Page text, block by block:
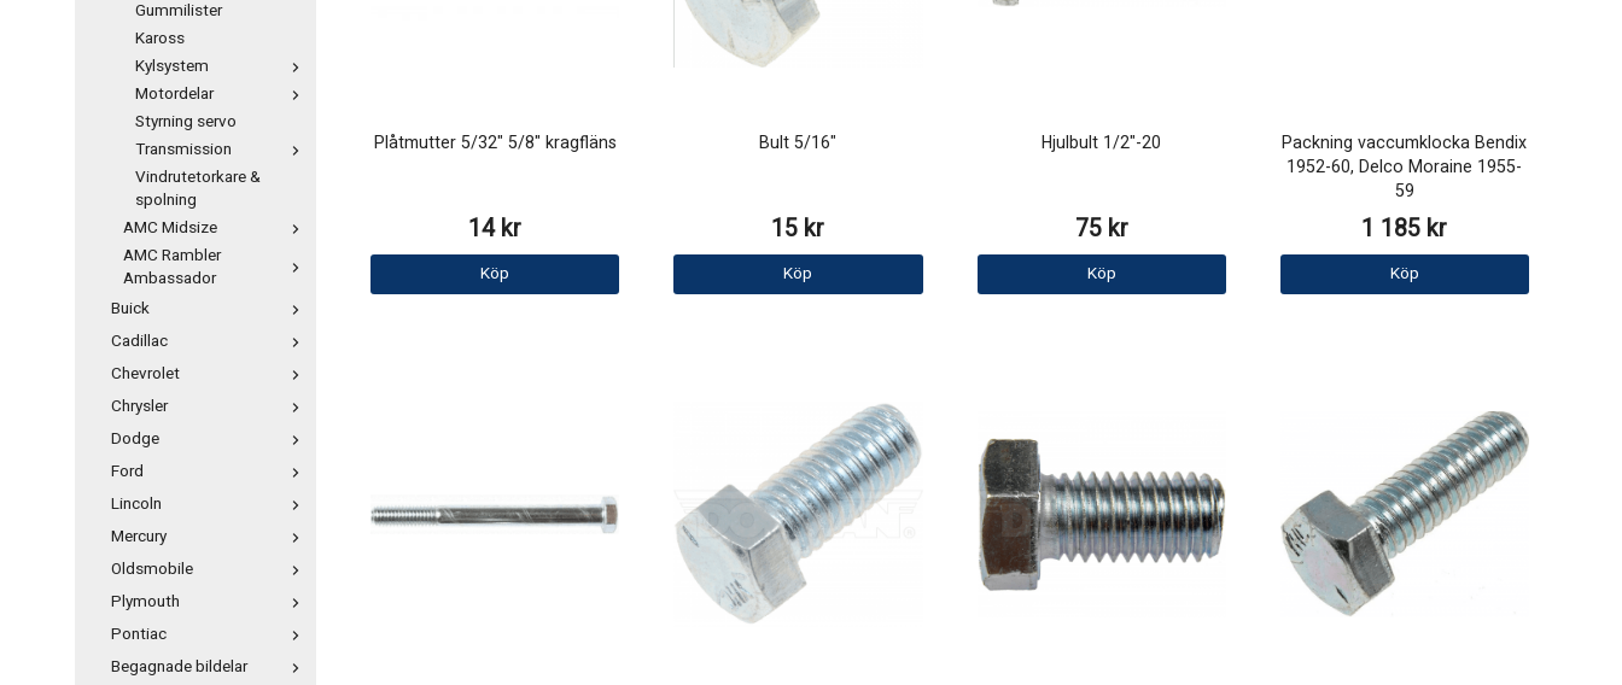
Gummilister
Kaross
Kylsystem
Motordelar
Styrning servo
Transmission
Vindrutetorkare &
spolning
AMC Midsize
AMC Rambler
Ambassador
Buick
Cadillac
Chevrolet
Chrysler
Dodge
Ford
Lincoln
Mercury
Oldsmobile
Plymouth
Pontiac
Begagnade bildelar
Plåtmutter 5/32" 5/8" kragfläns
14 kr
Köp
Bult 5/16"
15 kr
Köp
Hjulbult 1/2"-20
75 kr
Köp
Packning vaccumklocka Bendix
1952-60, Delco Moraine 1955-
59
1 185 kr
Köp